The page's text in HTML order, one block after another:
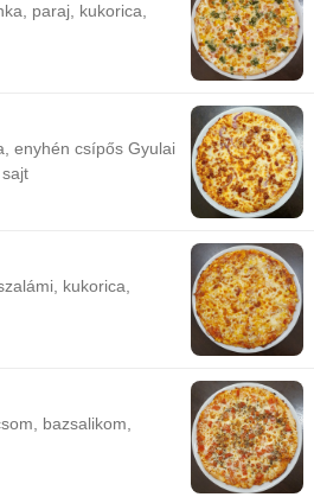
paraj, kukorica,
enyhén csípős Gyulai
kukorica,
bazsalikom,